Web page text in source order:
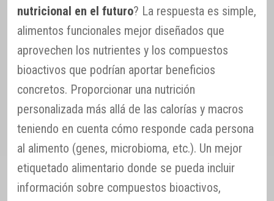
nutricional en el futuro? La respuesta es simple,
alimentos funcionales mejor diseñados que
aprovechen los nutrientes y los compuestos
bioactivos que podrían aportar beneficios
concretos. Proporcionar una nutrición
personalizada más allá de las calorías y macros
teniendo en cuenta cómo responde cada persona
al alimento (genes, microbioma, etc.). Un mejor
etiquetado alimentario donde se pueda incluir
información sobre compuestos bioactivos,